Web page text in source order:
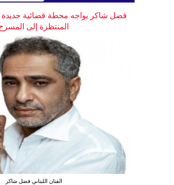
فضل شاكر يواجه محطة قضائية جديدة
المنتظرة إلى
الفنان اللبناني فضل شاكر